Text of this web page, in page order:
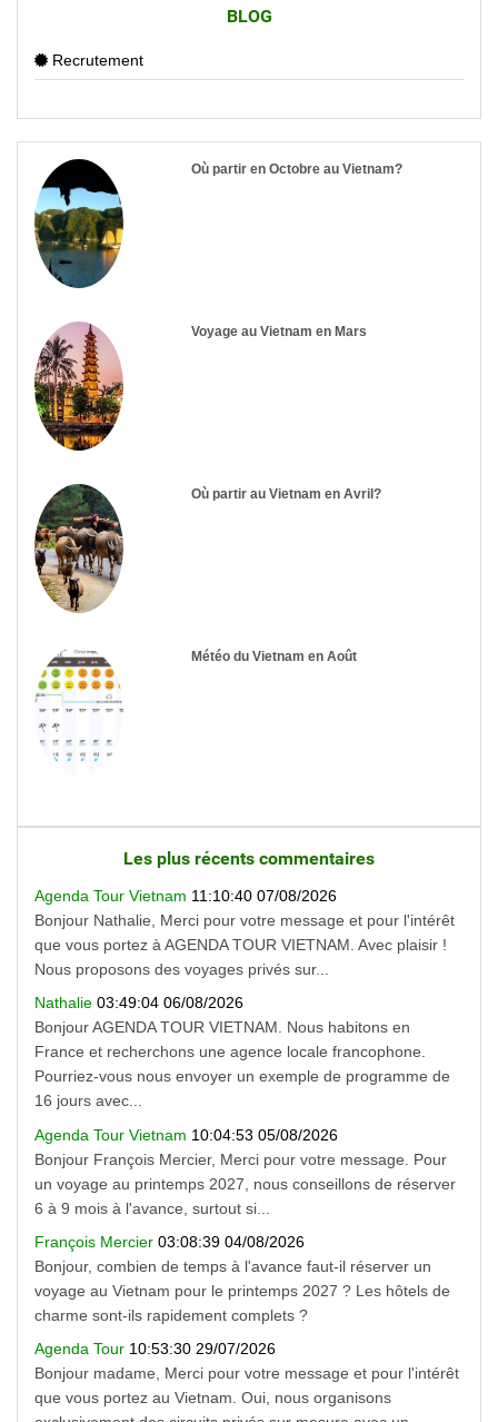
BLOG
Recrutement
Où partir en Octobre au Vietnam?
Voyage au Vietnam en Mars
Où partir au Vietnam en Avril?
Météo du Vietnam en Août
Les plus récents commentaires
Agenda Tour Vietnam 11:10:40 07/08/2026
Bonjour Nathalie, Merci pour votre message et pour l'intérêt
que vous portez à AGENDA TOUR VIETNAM. Avec plaisir !
Nous proposons des voyages privés sur...
Nathalie 03:49:04 06/08/2026
Bonjour AGENDA TOUR VIETNAM. Nous habitons en
France et recherchons une agence locale francophone.
Pourriez-vous nous envoyer un exemple de programme de
16 jours avec...
Agenda Tour Vietnam 10:04:53 05/08/2026
Bonjour François Mercier, Merci pour votre message. Pour
un voyage au printemps 2027, nous conseillons de réserver
6 à 9 mois à l'avance, surtout si...
François Mercier 03:08:39 04/08/2026
Bonjour, combien de temps à l'avance faut-il réserver un
voyage au Vietnam pour le printemps 2027 ? Les hôtels de
charme sont-ils rapidement complets ?
Agenda Tour 10:53:30 29/07/2026
Bonjour madame, Merci pour votre message et pour l'intérêt
que vous portez au Vietnam. Oui, nous organisons